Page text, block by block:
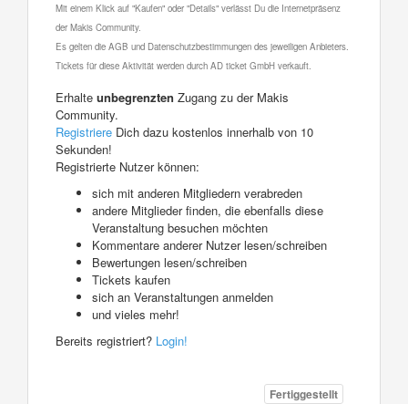
Mit einem Klick auf "Kaufen" oder "Details" verlässt Du die Internetpräsenz
der Makis Community.
Es gelten die AGB und Datenschutzbestimmungen des jeweiligen Anbieters.
Tickets für diese Aktivität werden durch AD ticket GmbH verkauft.
Erhalte unbegrenzten Zugang zu der Makis
Community.
Registriere Dich dazu kostenlos innerhalb von 10
Sekunden!
Registrierte Nutzer können:
sich mit anderen Mitgliedern verabreden
andere Mitglieder finden, die ebenfalls diese
Veranstaltung besuchen möchten
Kommentare anderer Nutzer lesen/schreiben
Bewertungen lesen/schreiben
Tickets kaufen
sich an Veranstaltungen anmelden
und vieles mehr!
Bereits registriert? Login!
Fertiggestellt